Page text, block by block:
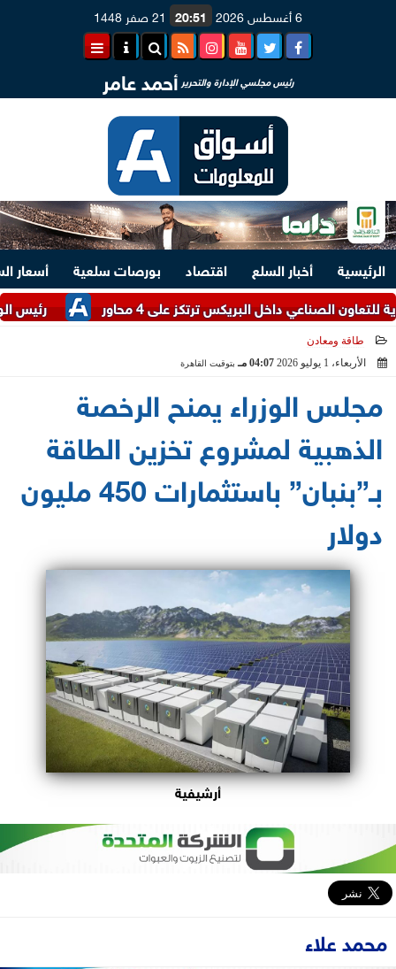
6 أغسطس 2026 20:51 21 صفر 1448
رئيس مجلسي الإدارة والتحرير أحمد عامر
الرئيسية أخبار السلع اقتصاد بورصات سلعية
أسعار
رئيس الوزراء:
داخل البريكس ترتكز على 4 محاور
طاقة ومعادن
الأربعاء، 1 يوليو 2026
04:07 مـ بتوقيت القاهرة
مجلس الوزراء يمنح الرخصة
الذهبية لمشروع تخزين الطاقة
بـ”بنبان” باستثمارات 450 مليون
دولار
أرشيفية
محمد علاء